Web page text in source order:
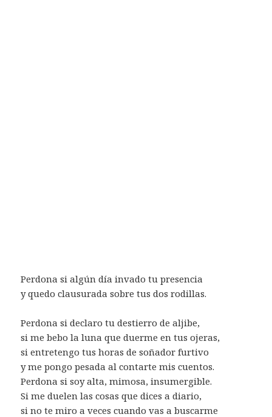
Perdona si algún día invado tu presencia
y quedo clausurada sobre tus dos rodillas.
Perdona si declaro tu destierro de aljibe,
si me bebo la luna que duerme en tus ojeras,
si entretengo tus horas de soñador furtivo
y me pongo pesada al contarte mis cuentos.
Perdona si soy alta, mimosa, insumergible.
Si me duelen las cosas que dices a diario,
si no te miro a veces cuando vas a buscarme